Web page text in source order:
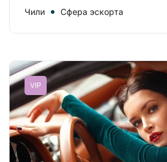
Чили Сфера эскорта
VIP